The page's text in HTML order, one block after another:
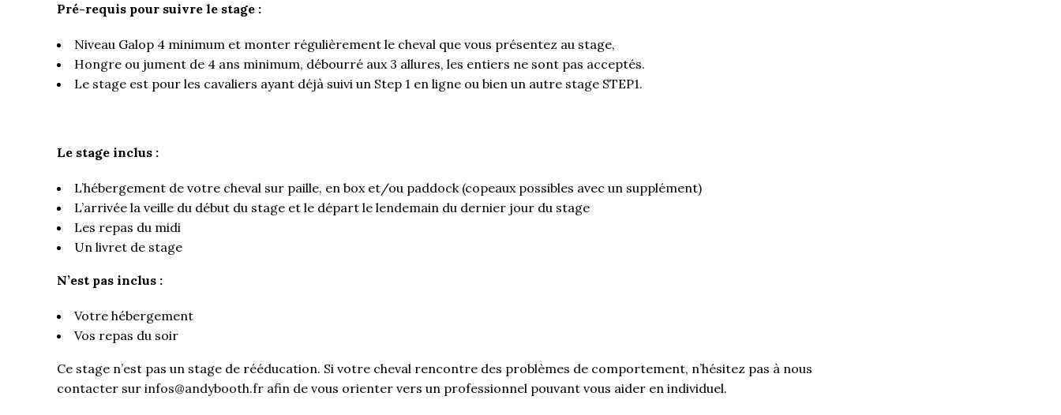
Pré-requis pour suivre le stage :
Niveau Galop 4 minimum et monter régulièrement le cheval que vous présentez au stage,
Hongre ou jument de 4 ans minimum, débourré aux 3 allures, les entiers ne sont pas acceptés.
Le stage est pour les cavaliers ayant déjà suivi un Step 1 en ligne ou bien un autre stage STEP1.
Le stage inclus :
L’hébergement de votre cheval sur paille, en box et/ou paddock (copeaux possibles avec un supplément)
L’arrivée la veille du début du stage et le départ le lendemain du dernier jour du stage
Les repas du midi
Un livret de stage
N’est pas inclus :
Votre hébergement
Vos repas du soir
Ce stage n’est pas un stage de rééducation. Si votre cheval rencontre des problèmes de comportement, n’hésitez pas à nous
contacter sur infos@andybooth.fr afin de vous orienter vers un professionnel pouvant vous aider en individuel.